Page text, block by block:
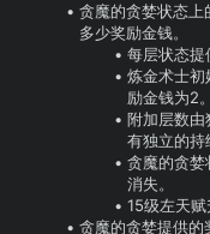
贪魔的贪婪状态上
多少奖励金钱。
每层状态提
炼金术士初
励金钱为2。
附加层数由
有独立的持
贪魔的贪婪
消失。
15级左天赋
贪魔的贪婪提供的